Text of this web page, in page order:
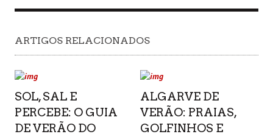
ARTIGOS RELACIONADOS
SOL, SAL E
PERCEBE: O GUIA
DE VERÃO DO
ALGARVE DE
VERÃO: PRAIAS,
GOLFINHOS E